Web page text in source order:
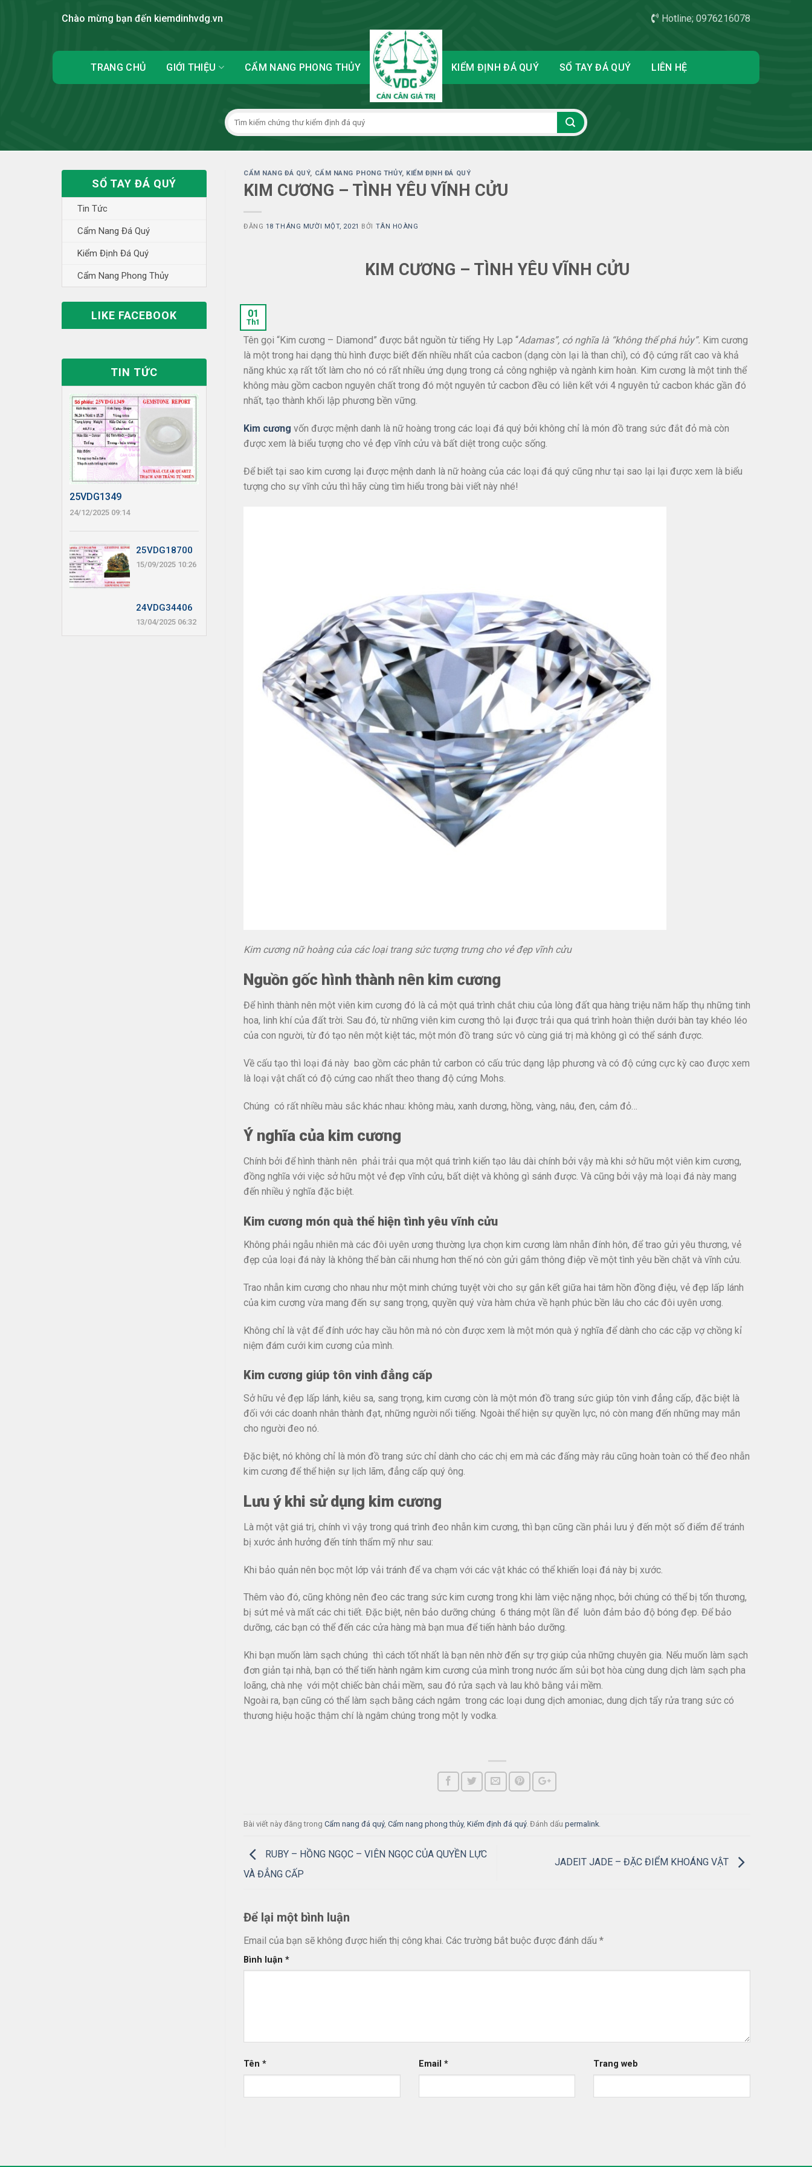
Chào mừng bạn đến kiemdinhvdg.vn Hotline; 0976216078
TRANG CHỦ GIỚI THIỆU CẨM NANG PHONG THỦY KIỂM ĐỊNH ĐÁ QUÝ SỔ TAY ĐÁ QUÝ LIÊN HỆ
SỔ TAY ĐÁ QUÝ
Tin Tức
Cẩm Nang Đá Quý
Kiểm Định Đá Quý
Cẩm Nang Phong Thủy
LIKE FACEBOOK
TIN TỨC
25VDG1349
24/12/2025 09:14
25VDG18700
15/09/2025 10:26
24VDG34406
13/04/2025 06:32
CẨM NANG ĐÁ QUÝ, CẨM NANG PHONG THỦY, KIỂM ĐỊNH ĐÁ QUÝ
KIM CƯƠNG – TÌNH YÊU VĨNH CỬU
ĐĂNG 18 THÁNG MƯỜI MỘT, 2021 BỞI TÂN HOÀNG
KIM CƯƠNG – TÌNH YÊU VĨNH CỬU
01
Th1
Tên gọi “Kim cương – Diamond” được bắt nguồn từ tiếng Hy Lạp “Adamas”, có nghĩa là “không thể phá hủy”. Kim cương
là một trong hai dạng thù hình được biết đến nhiều nhất của cacbon (dạng còn lại là than chì), có độ cứng rất cao và khả
năng khúc xạ rất tốt làm cho nó có rất nhiều ứng dụng trong cả công nghiệp và ngành kim hoàn. Kim cương là một tinh thể
không màu gồm cacbon nguyên chất trong đó một nguyên tử cacbon đều có liên kết với 4 nguyên tử cacbon khác gần đó
nhất, tạo thành khối lập phương bền vững.
Kim cương vốn được mệnh danh là nữ hoàng trong các loại đá quý bởi không chỉ là món đồ trang sức đắt đỏ mà còn
được xem là biểu tượng cho vẻ đẹp vĩnh cửu và bất diệt trong cuộc sống.
Để biết tại sao kim cương lại được mệnh danh là nữ hoàng của các loại đá quý cũng như tại sao lại lại được xem là biểu
tượng cho sự vĩnh cửu thì hãy cùng tìm hiểu trong bài viết này nhé!
Kim cương nữ hoàng của các loại trang sức tượng trưng cho vẻ đẹp vĩnh cửu
Nguồn gốc hình thành nên kim cương
Để hình thành nên một viên kim cương đó là cả một quá trình chắt chiu của lòng đất qua hàng triệu năm hấp thụ những tinh
hoa, linh khí của đất trời. Sau đó, từ những viên kim cương thô lại được trải qua quá trình hoàn thiện dưới bàn tay khéo léo
của con người, từ đó tạo nên một kiệt tác, một món đồ trang sức vô cùng giá trị mà không gì có thể sánh được.
Về cấu tạo thì loại đá này bao gồm các phân tử carbon có cấu trúc dạng lập phương và có độ cứng cực kỳ cao được xem
là loại vật chất có độ cứng cao nhất theo thang độ cứng Mohs.
Chúng có rất nhiều màu sắc khác nhau: không màu, xanh dương, hồng, vàng, nâu, đen, cảm đỏ…
Ý nghĩa của kim cương
Chính bởi để hình thành nên phải trải qua một quá trình kiến tạo lâu dài chính bởi vậy mà khi sở hữu một viên kim cương,
đồng nghĩa với việc sở hữu một vẻ đẹp vĩnh cửu, bất diệt và không gì sánh được. Và cũng bởi vậy mà loại đá này mang
đến nhiều ý nghĩa đặc biệt.
Kim cương món quà thể hiện tình yêu vĩnh cửu
Không phải ngẫu nhiên mà các đôi uyên ương thường lựa chọn kim cương làm nhẫn đính hôn, để trao gửi yêu thương, vẻ
đẹp của loại đá này là không thể bàn cãi nhưng hơn thế nó còn gửi gắm thông điệp về một tình yêu bền chặt và vĩnh cửu.
Trao nhẫn kim cương cho nhau như một minh chứng tuyệt vời cho sự gắn kết giữa hai tâm hồn đồng điệu, vẻ đẹp lấp lánh
của kim cương vừa mang đến sự sang trọng, quyền quý vừa hàm chứa về hạnh phúc bền lâu cho các đôi uyên ương.
Không chỉ là vật để đính ước hay cầu hôn mà nó còn được xem là một món quà ý nghĩa để dành cho các cặp vợ chồng kỉ
niệm đám cưới kim cương của mình.
Kim cương giúp tôn vinh đẳng cấp
Sở hữu vẻ đẹp lấp lánh, kiêu sa, sang trọng, kim cương còn là một món đồ trang sức giúp tôn vinh đẳng cấp, đặc biệt là
đối với các doanh nhân thành đạt, những người nổi tiếng. Ngoài thể hiện sự quyền lực, nó còn mang đến những may mắn
cho người đeo nó.
Đặc biệt, nó không chỉ là món đồ trang sức chỉ dành cho các chị em mà các đấng mày râu cũng hoàn toàn có thể đeo nhẫn
kim cương để thể hiện sự lịch lãm, đẳng cấp quý ông.
Lưu ý khi sử dụng kim cương
Là một vật giá trị, chính vì vậy trong quá trình đeo nhẫn kim cương, thì bạn cũng cần phải lưu ý đến một số điểm để tránh
bị xước ảnh hưởng đến tính thẩm mỹ như sau:
Khi bảo quản nên bọc một lớp vải tránh để va chạm với các vật khác có thể khiến loại đá này bị xước.
Thêm vào đó, cũng không nên đeo các trang sức kim cương trong khi làm việc nặng nhọc, bởi chúng có thể bị tổn thương,
bị sứt mẻ và mất các chi tiết. Đặc biệt, nên bảo dưỡng chúng 6 tháng một lần để luôn đảm bảo độ bóng đẹp. Để bảo
dưỡng, các bạn có thể đến các cửa hàng mà bạn mua để tiến hành bảo dưỡng.
Khi bạn muốn làm sạch chúng thì cách tốt nhất là bạn nên nhờ đến sự trợ giúp của những chuyên gia. Nếu muốn làm sạch
đơn giản tại nhà, bạn có thể tiến hành ngâm kim cương của mình trong nước ấm sủi bọt hòa cùng dung dịch làm sạch pha
loãng, chà nhẹ với một chiếc bàn chải mềm, sau đó rửa sạch và lau khô bằng vải mềm.
Ngoài ra, bạn cũng có thể làm sạch bằng cách ngâm trong các loại dung dịch amoniac, dung dịch tẩy rửa trang sức có
thương hiệu hoặc thậm chí là ngâm chúng trong một ly vodka.
Bài viết này đăng trong Cẩm nang đá quý, Cẩm nang phong thủy, Kiểm định đá quý. Đánh dấu permalink.
RUBY – HỒNG NGỌC – VIÊN NGỌC CỦA QUYỀN LỰC
VÀ ĐẲNG CẤP
JADEIT JADE – ĐẶC ĐIỂM KHOÁNG VẬT
Để lại một bình luận
Email của bạn sẽ không được hiển thị công khai. Các trường bắt buộc được đánh dấu *
Bình luận *
Tên * Email * Trang web